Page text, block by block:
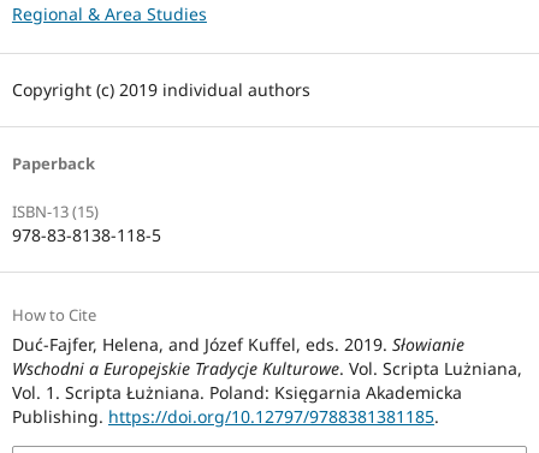
Regional & Area Studies
Copyright (c) 2019 individual authors
Paperback
ISBN-13 (15)
978-83-8138-118-5
How to Cite
Duć-Fajfer, Helena, and Józef Kuffel, eds. 2019. Słowianie
Wschodni a Europejskie Tradycje Kulturowe. Vol. Scripta Lużniana,
Vol. 1. Scripta Łużniana. Poland: Księgarnia Akademicka
Publishing. https://doi.org/10.12797/9788381381185.